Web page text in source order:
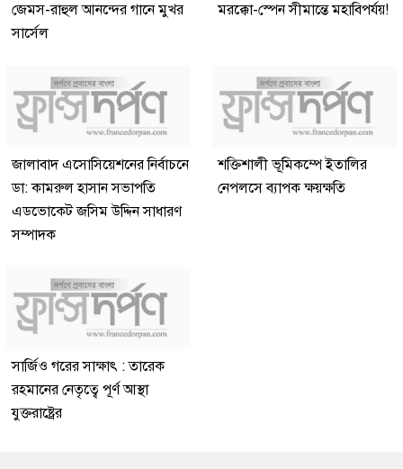
জেমস-রাহুল আনন্দের গানে মুখর
সার্সেল
মরক্কো-স্পেন সীমান্তে মহাবিপর্যয়!
জালাবাদ এসোসিয়েশনের নির্বাচনে
ডা: কামরুল হাসান সভাপতি
এডভোকেট জসিম উদ্দিন সাধারণ
সম্পাদক
শক্তিশালী ভূমিকম্পে ইতালির
নেপলসে ব্যাপক ক্ষয়ক্ষতি
সার্জিও গরের সাক্ষাৎ : তারেক
রহমানের নেতৃত্বে পূর্ণ আস্থা
যুক্তরাষ্ট্রের